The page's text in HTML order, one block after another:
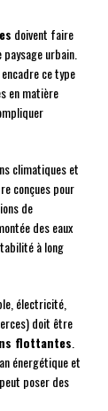
doivent faire
urbain.
ce type
en matière
climatiques et
conçues pour
de
des eaux
à long
électricité,
doit être
flottantes
énergétique et
poser des